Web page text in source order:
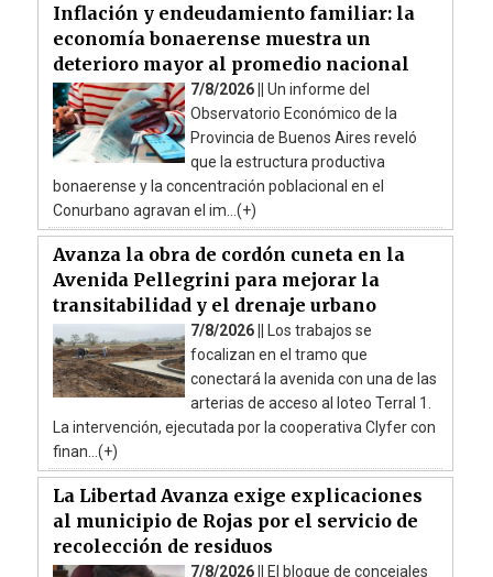
Inflación y endeudamiento familiar: la
economía bonaerense muestra un
deterioro mayor al promedio nacional
7/8/2026 || Un informe del
Observatorio Económico de la
Provincia de Buenos Aires reveló
que la estructura productiva
bonaerense y la concentración poblacional en el
Conurbano agravan el im...(+)
Avanza la obra de cordón cuneta en la
Avenida Pellegrini para mejorar la
transitabilidad y el drenaje urbano
7/8/2026 ||
Los trabajos se
focalizan en el tramo que
conectará la avenida con una de las
arterias de acceso al loteo Terral 1.
La intervención, ejecutada por la cooperativa Clyfer con
finan...(+)
La Libertad Avanza exige explicaciones
al municipio de Rojas por el servicio de
recolección de residuos
7/8/2026 ||
El bloque de concejales